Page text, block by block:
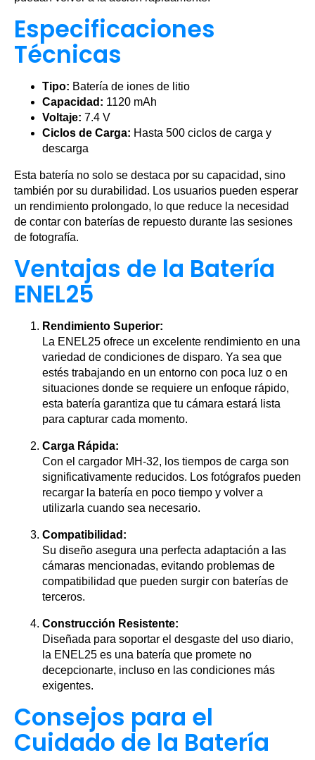
Especificaciones
Técnicas
Tipo: Batería de iones de litio
Capacidad: 1120 mAh
Voltaje: 7.4 V
Ciclos de Carga: Hasta 500 ciclos de carga y
descarga
Esta batería no solo se destaca por su capacidad, sino
también por su durabilidad. Los usuarios pueden esperar
un rendimiento prolongado, lo que reduce la necesidad
de contar con baterías de repuesto durante las sesiones
de fotografía.
Ventajas de la Batería
ENEL25
Rendimiento Superior:
La ENEL25 ofrece un excelente rendimiento en una
variedad de condiciones de disparo. Ya sea que
estés trabajando en un entorno con poca luz o en
situaciones donde se requiere un enfoque rápido,
esta batería garantiza que tu cámara estará lista
para capturar cada momento.
Carga Rápida:
Con el cargador MH-32, los tiempos de carga son
significativamente reducidos. Los fotógrafos pueden
recargar la batería en poco tiempo y volver a
utilizarla cuando sea necesario.
Compatibilidad:
Su diseño asegura una perfecta adaptación a las
cámaras mencionadas, evitando problemas de
compatibilidad que pueden surgir con baterías de
terceros.
Construcción Resistente:
Diseñada para soportar el desgaste del uso diario,
la ENEL25 es una batería que promete no
decepcionarte, incluso en las condiciones más
exigentes.
Consejos para el
Cuidado de la Batería